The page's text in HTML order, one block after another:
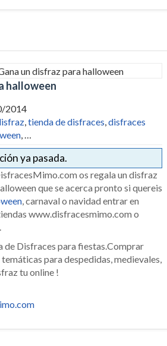
halloween
2014
,tienda de disfraces,disfraces
, …
ya pasada.
os regala un disfraz
que se acerca pronto si quereis
, carnaval o navidad entrar en
www.disfracesmimo.com o
de Disfraces para fiestas.Comprar
para despedidas, medievales,
tu online !